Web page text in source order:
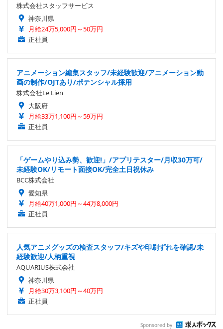
株式会社スタッフサービス
神奈川県
月給24万5,000円～50万円
正社員
アニメーション編集スタッフ/未経験歓迎/アニメーション動
画の制作/OJTあり/ポテンシャル採用
株式会社Le Lien
大阪府
月給33万1,100円～59万円
正社員
「ゲームやり込み勢、歓迎!」/アプリテスター/月収30万可/
未経験OK/リモート面接OK/完全土日祝休み
BCC株式会社
愛知県
月給40万1,000円～44万8,000円
正社員
人気アニメグッズの検査スタッフ/キズや印刷ずれを確認/未
経験歓迎/人柄重視
AQUARIUS株式会社
神奈川県
月給30万3,100円～40万円
正社員
Sponsored by